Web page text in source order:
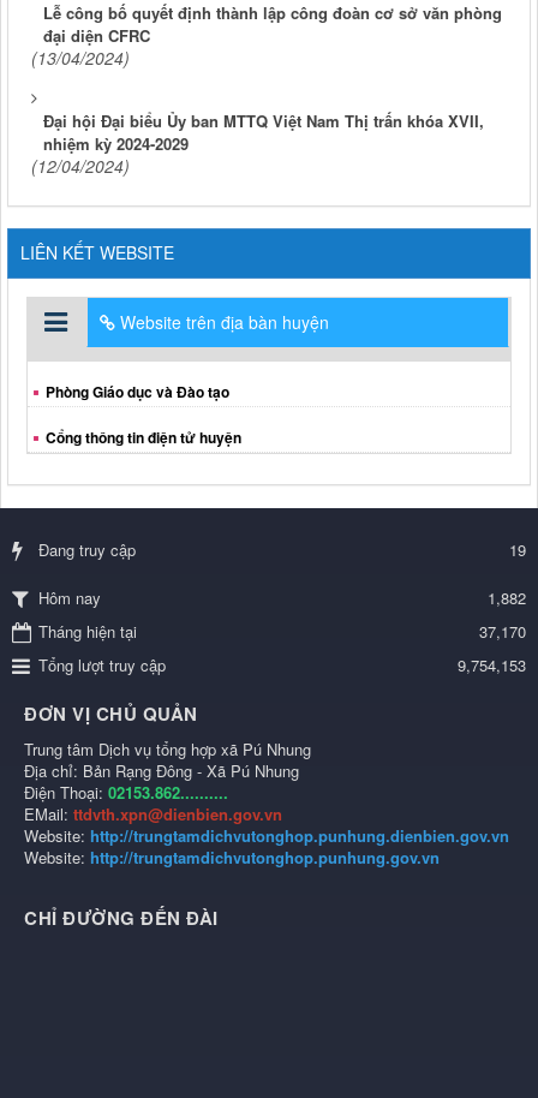
Lễ công bố quyết định thành lập công đoàn cơ sở văn phòng
đại diện CFRC
(13/04/2024)
Đại hội Đại biểu Ủy ban MTTQ Việt Nam Thị trấn khóa XVII,
nhiệm kỳ 2024-2029
(12/04/2024)
LIÊN KẾT WEBSITE
Website trên địa bàn huyện
Phòng Giáo dục và Đào tạo
Cổng thông tin điện tử huyện
Đang truy cập 19
Hôm nay
1,882
Tháng hiện tại
37,170
Tổng lượt truy cập
9,754,153
ĐƠN VỊ CHỦ QUẢN
Trung tâm Dịch vụ tổng hợp xã Pú Nhung
Địa chỉ: Bản Rạng Đông - Xã Pú Nhung
Điện Thoại: 02153.862..........
EMail: ttdvth.xpn@dienbien.gov.vn
Website: http://trungtamdichvutonghop.punhung.dienbien.gov.vn
Website: http://trungtamdichvutonghop.punhung.gov.vn
CHỈ ĐƯỜNG ĐẾN ĐÀI